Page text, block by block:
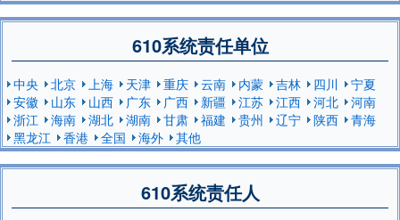
610系统责任单位
中央 北京 上海 天津 重庆 云南 内蒙 吉林 四川
宁夏
安徽
山东 山西 广东 广西 新疆 江苏 江西 河北
河南
浙江
海南 湖北 湖南 甘肃 福建 贵州 辽宁 陕西
青海
黑龙江
香港 全国 海外 其他
610系统责任人